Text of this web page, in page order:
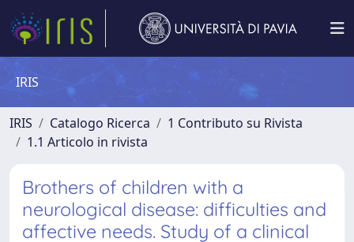
IRIS
IRIS Catalogo Ricerca
1 Contributo su Rivista
1.1 Articolo in rivista
Brothers of children with a
neurological disease: difficulties and
affective needs. Study of a clinical